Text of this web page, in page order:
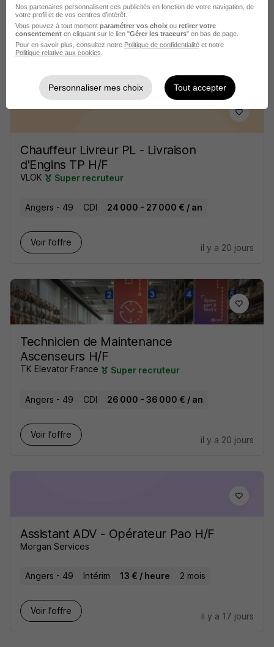
Angers - 49 CDI
Voir l’offre
Chauffeur Livreur PL - Livraison
d'Engins TP H/F
VLOK Super recruteur
Angers - 49 CDI 24 000 - 27 000 € / an
Voir l’offre
il y a 20 jours
Technicien de Maintenance
Ascenseurs H/F
TK Elevator France Super recruteur
Angers - 49 CDI 26 000 - 36 000 € / an
Voir l’offre
il y a 20 jours
Assistant ADV - Opérateur Pao H/F
Morgan Services
Angers - 49 Intérim 13 € / heure 2 mois
Voir l’offre
il y a 17 jours
Nos partenaires personnalisent ces publicités en fonction de votre navigation, de
votre profil et de vos centres d’intérêt.
Vous pouvez à tout moment paramétrer vos choix ou retirer votre
consentement en cliquant sur le lien "Gérer les traceurs" en bas de page.
Pour en savoir plus, consultez notre Politique de confidentialité et notre
Politique relative aux cookies
Personnaliser mes choix Tout accepter